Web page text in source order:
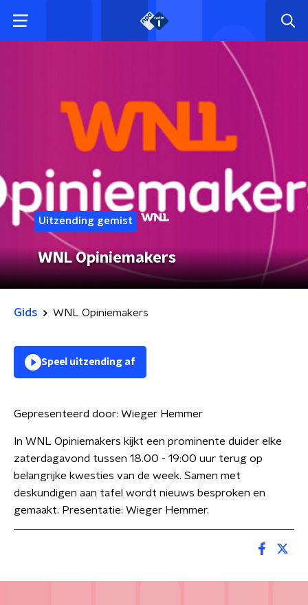
Uitzending gemist
WNL Opiniemakers
Gids WNL Opiniemakers
Speel uitzending af
Gepresenteerd door: Wieger Hemmer
In WNL Opiniemakers kijkt een prominente duider elke
zaterdagavond tussen 18.00 - 19:00 uur terug op
belangrijke kwesties van de week. Samen met
deskundigen aan tafel wordt nieuws besproken en
gemaakt. Presentatie: Wieger Hemmer.